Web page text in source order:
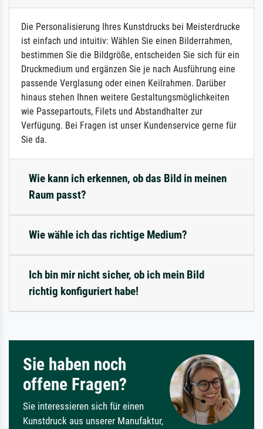
Die Personalisierung Ihres Kunstdrucks bei Meisterdrucke
ist einfach und intuitiv: Wählen Sie einen Bilderrahmen,
bestimmen Sie die Bildgröße, entscheiden Sie sich für ein
Druckmedium und ergänzen Sie je nach Ausführung eine
passende Verglasung oder einen Keilrahmen. Darüber
hinaus stehen Ihnen weitere Gestaltungsmöglichkeiten
wie Passepartouts, Filets und Abstandhalter zur
Verfügung. Bei Fragen ist unser Kundenservice gerne für
Sie da.
Wie kann ich erkennen, ob das Bild in meinen
Raum passt?
Wie wähle ich das richtige Medium?
Ich bin mir nicht sicher, ob ich mein Bild
richtig konfiguriert habe!
Sie haben noch
offene Fragen?
Sie interessieren sich für einen
Kunstdruck aus unserer Manufaktur,